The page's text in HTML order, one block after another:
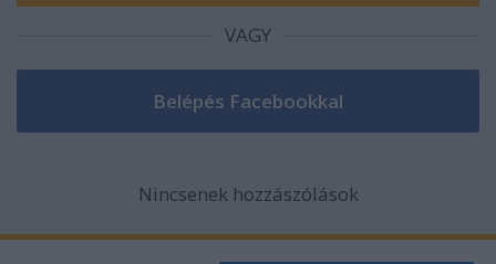
VAGY
Nincsenek hozzászólások